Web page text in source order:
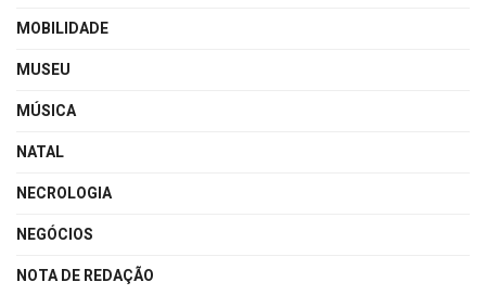
MOBILIDADE
MUSEU
MÚSICA
NATAL
NECROLOGIA
NEGÓCIOS
NOTA DE REDAÇÃO